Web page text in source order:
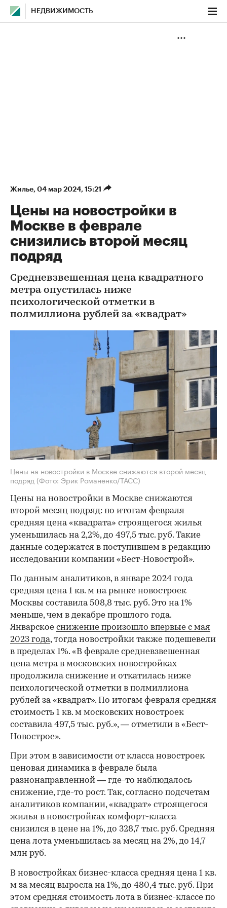
НЕДВИЖИМОСТЬ
Жилье⁠, 04 мар 2024, 15:21
Цены на новостройки в
Москве в феврале
снизились второй месяц
подряд
Средневзвешенная цена квадратного
метра опустилась ниже
психологической отметки в
полмиллиона рублей за «квадрат»
Цены на новостройки в Москве снижаются второй месяц
подряд (Фото: Эрик Романенко/ТАСС)
Цены на новостройки в Москве снижаются
второй месяц подряд: по итогам февраля
средняя цена «квадрата» строящегося жилья
уменьшилась на 2,2%, до 497,5 тыс. руб. Такие
данные содержатся в поступившем в редакцию
исследовании компании «Бест-Новострой».
По данным аналитиков, в январе 2024 года
средняя цена 1 кв. м на рынке новостроек
Москвы составила 508,8 тыс. руб. Это на 1%
меньше, чем в декабре прошлого года.
Январское снижение произошло впервые с мая
2023 года, тогда новостройки также подешевели
в пределах 1%. «В феврале средневзвешенная
цена метра в московских новостройках
продолжила снижение и откатилась ниже
психологической отметки в полмиллиона
рублей за «квадрат». По итогам февраля средняя
стоимость 1 кв. м московских новостроек
составила 497,5 тыс. руб.», — отметили в «Бест-
Новострое».
При этом в зависимости от класса новостроек
ценовая динамика в феврале была
разнонаправленной — где-то наблюдалось
снижение, где-то рост. Так, согласно подсчетам
аналитиков компании, «квадрат» строящегося
жилья в новостройках комфорт-класса
снизился в цене на 1%, до 328,7 тыс. руб. Средняя
цена лота уменьшилась за месяц на 2%, до 14,7
млн руб.
В новостройках бизнес-класса средняя цена 1 кв.
м за месяц выросла на 1%, до 480,4 тыс. руб. При
этом средняя стоимость лота в бизнес-классе по